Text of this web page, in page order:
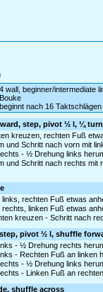
wall, beginner/intermediate
nach 16 Taktschlägen
step, pivot ½ l, ¼
kreuzen, rechten Fuß
und Schritt nach vorn mit
- ½ Drehung links
und Schritt nach rechts
links, rechten Fuß etwas
rechts, linken Fuß etwas
kreuzen - Schritt nach
pivot ½ l, shuffle
- ½ Drehung rechts
- Rechten Fuß an linken
- ½ Drehung links
- Linken Fuß an
shuffle across